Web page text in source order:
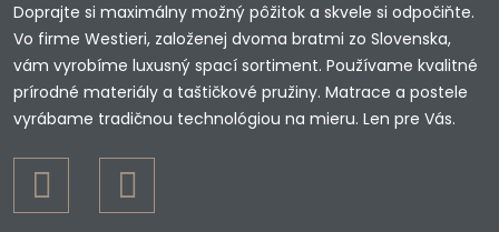
Doprajte si maximálny možný pôžitok a skvele si odpočiňte.
Vo firme Westieri, založenej dvoma bratmi zo Slovenska,
vám vyrobíme luxusný spací sortiment. Používame kvalitné
prírodné materiály a taštičkové pružiny. Matrace a postele
vyrábame tradičnou technológiou na mieru. Len pre Vás.